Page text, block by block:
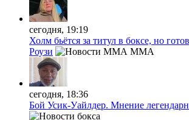
сегодня, 19:19
Холм бьётся за титул в боксе, но
Роузи
MMA
сегодня, 18:36
Бой Усик-Уайлдер. Мнение